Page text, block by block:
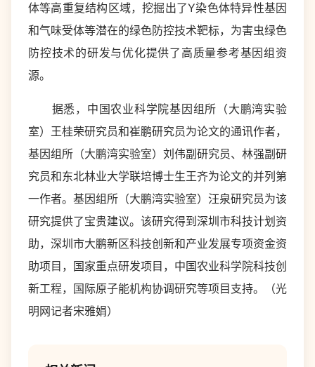
体等高重复结构区域，挖掘出了Y染色体特异性基因
和气味受体等潜在的绿色防控技术靶标，为害虫绿色
防控技术的研发与优化提供了高质量参考基因组资
源。
据悉，中国农业科学院基因组所（大鹏湾实验
室）王桂荣研究员和崔鹏研究员为论文的通讯作者，
基因组所（大鹏湾实验室）刘伟副研究员、林强副研
究员和东北林业大学联培博士生王齐为论文的并列第
一作者。基因组所（大鹏湾实验室）汪泉研究员为该
研究提供了宝贵建议。该研究得到深圳市科技计划资
助，深圳市大鹏新区科技创新和产业发展专项资金资
助项目，国家重点研发项目，中国农业科学院科技创
新工程，国际原子能机构协调研究等项目支持。（光
明网记者宋雅娟）